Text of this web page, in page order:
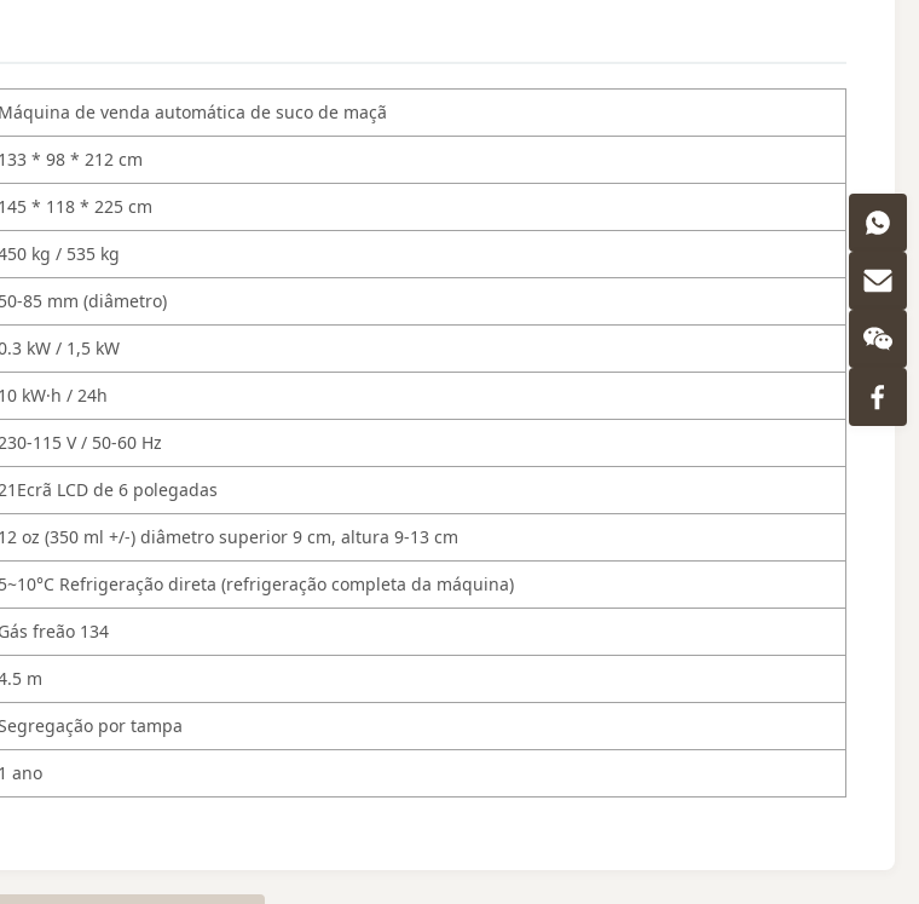
Máquina de venda automática de suco de maçã
133 * 98 * 212 cm
145 * 118 * 225 cm
kg / 535 kg
50-85 mm (diâmetro)
kW / 1,5 kW
10 kW·h / 24h
115 V / 50-60 Hz
LCD de 6 polegadas
12 oz (350 ml +/-) diâmetro superior 9 cm, altura 9-13 cm
5~10°C Refrigeração direta (refrigeração completa da máquina)
Gás freão 134
m
por tampa
1 ano